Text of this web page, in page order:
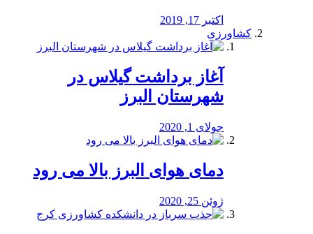
اکتبر 17, 2019
کشاورزی
آغاز برداشت گیلاس در
شهرستان البرز
جولای 1, 2020
دمای هوای البرز بالا می رود
ژوئن 25, 2020